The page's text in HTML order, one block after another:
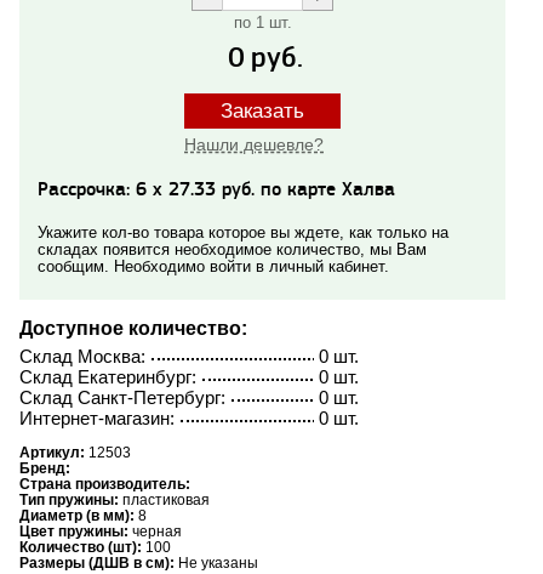
по 1 шт.
0 руб.
Заказать
Нашли дешевле?
Рассрочка: 6 x 27.33 руб. по карте Халва
Укажите кол-во товара которое вы ждете, как только на
складах появится необходимое количество, мы Вам
сообщим. Необходимо войти в личный кабинет.
Доступное количество:
0 шт.
Склад Москва:
0 шт.
Склад Екатеринбург:
0 шт.
Склад Санкт-Петербург:
0 шт.
Интернет-магазин:
Артикул: 12503
Бренд:
Страна производитель:
Тип пружины: пластиковая
Диаметр (в мм): 8
Цвет пружины: черная
Количество (шт): 100
Размеры (ДШВ в см): Не указаны